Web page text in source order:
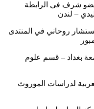
عضو شرف في الرابطة
– لندن
مستشار روحاني في المنتدى
بغداد – قسم علوم
لدراسات الموروث